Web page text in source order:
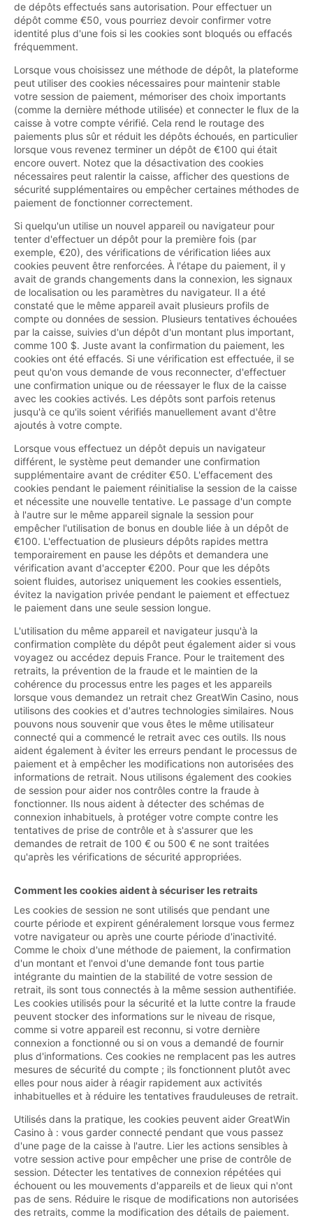
de dépôts effectués sans autorisation. Pour effectuer un
dépôt comme €50, vous pourriez devoir confirmer votre
identité plus d'une fois si les cookies sont bloqués ou effacés
fréquemment.
Lorsque vous choisissez une méthode de dépôt, la plateforme
peut utiliser des cookies nécessaires pour maintenir stable
votre session de paiement, mémoriser des choix importants
(comme la dernière méthode utilisée) et connecter le flux de la
caisse à votre compte vérifié. Cela rend le routage des
paiements plus sûr et réduit les dépôts échoués, en particulier
lorsque vous revenez terminer un dépôt de €100 qui était
encore ouvert. Notez que la désactivation des cookies
nécessaires peut ralentir la caisse, afficher des questions de
sécurité supplémentaires ou empêcher certaines méthodes de
paiement de fonctionner correctement.
Si quelqu'un utilise un nouvel appareil ou navigateur pour
tenter d'effectuer un dépôt pour la première fois (par
exemple, €20), des vérifications de vérification liées aux
cookies peuvent être renforcées. À l'étape du paiement, il y
avait de grands changements dans la connexion, les signaux
de localisation ou les paramètres du navigateur. Il a été
constaté que le même appareil avait plusieurs profils de
compte ou données de session. Plusieurs tentatives échouées
par la caisse, suivies d'un dépôt d'un montant plus important,
comme 100 $. Juste avant la confirmation du paiement, les
cookies ont été effacés. Si une vérification est effectuée, il se
peut qu'on vous demande de vous reconnecter, d'effectuer
une confirmation unique ou de réessayer le flux de la caisse
avec les cookies activés. Les dépôts sont parfois retenus
jusqu'à ce qu'ils soient vérifiés manuellement avant d'être
ajoutés à votre compte.
Lorsque vous effectuez un dépôt depuis un navigateur
différent, le système peut demander une confirmation
supplémentaire avant de créditer €50. L'effacement des
cookies pendant le paiement réinitialise la session de la caisse
et nécessite une nouvelle tentative. Le passage d'un compte
à l'autre sur le même appareil signale la session pour
empêcher l'utilisation de bonus en double liée à un dépôt de
€100. L'effectuation de plusieurs dépôts rapides mettra
temporairement en pause les dépôts et demandera une
vérification avant d'accepter €200. Pour que les dépôts
soient fluides, autorisez uniquement les cookies essentiels,
évitez la navigation privée pendant le paiement et effectuez
le paiement dans une seule session longue.
L'utilisation du même appareil et navigateur jusqu'à la
confirmation complète du dépôt peut également aider si vous
voyagez ou accédez depuis France. Pour le traitement des
retraits, la prévention de la fraude et le maintien de la
cohérence du processus entre les pages et les appareils
lorsque vous demandez un retrait chez GreatWin Casino, nous
utilisons des cookies et d'autres technologies similaires. Nous
pouvons nous souvenir que vous êtes le même utilisateur
connecté qui a commencé le retrait avec ces outils. Ils nous
aident également à éviter les erreurs pendant le processus de
paiement et à empêcher les modifications non autorisées des
informations de retrait. Nous utilisons également des cookies
de session pour aider nos contrôles contre la fraude à
fonctionner. Ils nous aident à détecter des schémas de
connexion inhabituels, à protéger votre compte contre les
tentatives de prise de contrôle et à s'assurer que les
demandes de retrait de 100 € ou 500 € ne sont traitées
qu'après les vérifications de sécurité appropriées.
Comment les cookies aident à sécuriser les retraits
Les cookies de session ne sont utilisés que pendant une
courte période et expirent généralement lorsque vous fermez
votre navigateur ou après une courte période d'inactivité.
Comme le choix d'une méthode de paiement, la confirmation
d'un montant et l'envoi d'une demande font tous partie
intégrante du maintien de la stabilité de votre session de
retrait, ils sont tous connectés à la même session authentifiée.
Les cookies utilisés pour la sécurité et la lutte contre la fraude
peuvent stocker des informations sur le niveau de risque,
comme si votre appareil est reconnu, si votre dernière
connexion a fonctionné ou si on vous a demandé de fournir
plus d'informations. Ces cookies ne remplacent pas les autres
mesures de sécurité du compte ; ils fonctionnent plutôt avec
elles pour nous aider à réagir rapidement aux activités
inhabituelles et à réduire les tentatives frauduleuses de retrait.
Utilisés dans la pratique, les cookies peuvent aider GreatWin
Casino à : vous garder connecté pendant que vous passez
d'une page de la caisse à l'autre. Lier les actions sensibles à
votre session active pour empêcher une prise de contrôle de
session. Détecter les tentatives de connexion répétées qui
échouent ou les mouvements d'appareils et de lieux qui n'ont
pas de sens. Réduire le risque de modifications non autorisées
des retraits, comme la modification des détails de paiement.